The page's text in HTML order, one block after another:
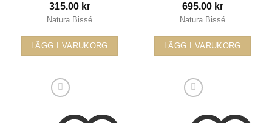
315.00 kr
Natura Bissé
LÄGG I VARUKORG
här
har
695.00 kr
Natura Bissé
LÄGG I VARUKORG